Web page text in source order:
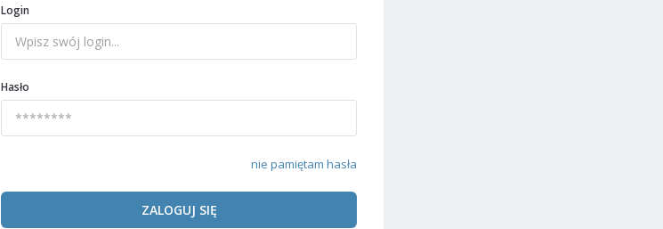
Login
Hasło
nie pamiętam hasła
ZALOGUJ SIĘ